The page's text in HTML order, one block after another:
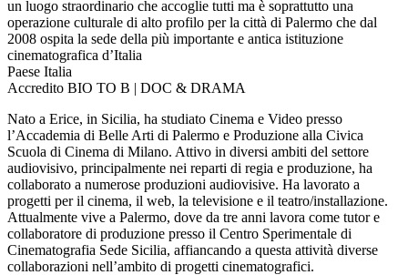
un luogo straordinario che accoglie tutti ma è soprattutto una
operazione culturale di alto profilo per la città di Palermo che dal
2008 ospita la sede della più importante e antica istituzione
cinematografica d’Italia
Paese Italia
Accredito BIO TO B | DOC & DRAMA
Nato a Erice, in Sicilia, ha studiato Cinema e Video presso
l’Accademia di Belle Arti di Palermo e Produzione alla Civica
Scuola di Cinema di Milano. Attivo in diversi ambiti del settore
audiovisivo, principalmente nei reparti di regia e produzione, ha
collaborato a numerose produzioni audiovisive. Ha lavorato a
progetti per il cinema, il web, la televisione e il teatro/installazione.
Attualmente vive a Palermo, dove da tre anni lavora come tutor e
collaboratore di produzione presso il Centro Sperimentale di
Cinematografia Sede Sicilia, affiancando a questa attività diverse
collaborazioni nell’ambito di progetti cinematografici.